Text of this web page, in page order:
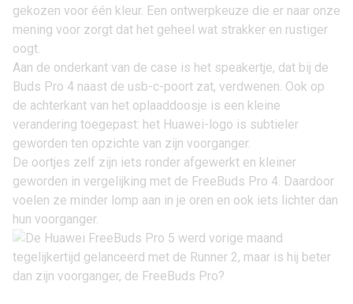
gekozen voor één kleur. Een ontwerpkeuze die er naar onze
mening voor zorgt dat het geheel wat strakker en rustiger
oogt.
Aan de onderkant van de case is het speakertje, dat bij de
Buds Pro 4 naast de usb-c-poort zat, verdwenen. Ook op
de achterkant van het oplaaddoosje is een kleine
verandering toegepast: het Huawei-logo is subtieler
geworden ten opzichte van zijn voorganger.
De oortjes zelf zijn iets ronder afgewerkt en kleiner
geworden in vergelijking met de FreeBuds Pro 4. Daardoor
voelen ze minder lomp aan in je oren en ook iets lichter dan
hun voorganger.